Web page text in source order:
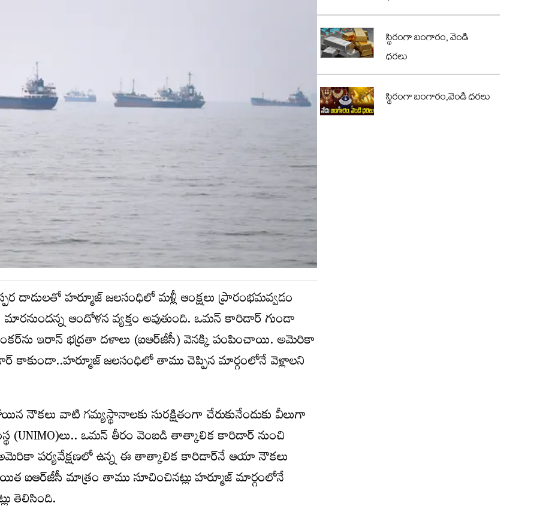
దాడులతో హర్మూజ్ జలసంధిలో మళ్లీ ఆంక్షలు ప్రారంభమవ్వడం
ఆందోళన వ్యక్తం అవుతుంది. ఒమన్ కారిడార్ గుండా
ఇరాన్ భద్రతా దళాలు (ఐఆర్‌జీసీ) వెనక్కి పంపించాయి. అమెరికా
కాకుండా..హర్మూజ్ జలసంధిలో తాము చెప్పిన మార్గంలోనే వెళ్లాలని
నౌకలు వాటి గమ్యస్థానాలకు సురక్షితంగా చేరుకునేందుకు వీలుగా
(UNIMO)లు.. ఒమన్‌ తీరం వెంబడి తాత్కాలిక కారిడార్‌ నుంచి
పర్యవేక్షణలో ఉన్న ఈ తాత్కాలిక కారిడార్‌నే ఆయా నౌకలు
ఐఆర్‌జీసీ మాత్రం తాము సూచించినట్లు హర్మూజ్‌ మార్గంలోనే
తెలిసింది.
స్థిరంగా బంగారం, వెండి
ధరలు
స్థిరంగా బంగారం,వెండి ధరలు